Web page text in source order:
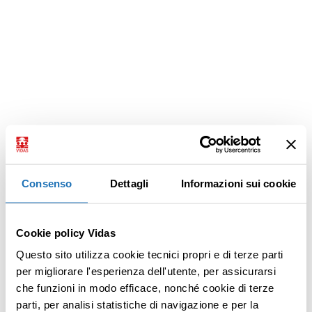
Consenso Dettagli Informazioni sui cookie
Cookie policy Vidas
Questo sito utilizza cookie tecnici propri e di terze parti
per migliorare l'esperienza dell'utente, per assicurarsi
che funzioni in modo efficace, nonché cookie di terze
parti, per analisi statistiche di navigazione e per la